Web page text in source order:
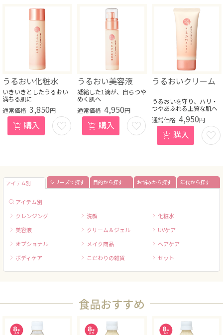
うるおい化粧水
いきいきとしたうるおい
満ちる肌に
お気
に入
3,850円
購入
うるおい美容液
凝縮した1滴が、自らつや
めく肌へ
お気
に入
4,950円
購入
うるおいクリーム
うるおいを守り、ハリ・
つやあふれる上質な肌へ
お気
に入
する
4,950円
購入
アイテム別 シリーズで探す 目的から探す お悩みから探す 年代から探す
アイテム別
クレンジング
洗顔
化粧水
美容液
クリーム＆ジェル
UVケア
オプショナル
メイク商品
ヘアケア
ボディケア
こだわりの雑貨 セット
食品おすすめ